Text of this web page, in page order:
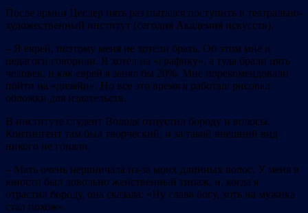
После армии Цеслер пять раз пытался поступить в театрально-
художественный институт (сегодня Академия искусств).
– Я еврей, поэтому меня не хотели брать. Об этом мне и
педагоги говорили. Я хотел на «графику», а туда брали пять
человек, и как еврей я занял бы 20%. Мне порекомендовали
пойти на «дизайн». Но все это время я работал: рисовал
обложки для издательств.
В институте студент Володя отпустил бороду и волосы.
Контингент там был творческий, и за такой внешний вид
никого не гоняли.
– Мать очень нервничала из-за моих длинных волос. У меня в
юности был довольно женственный типаж, и, когда я
отрастил бороду, она сказала: «Ну слава богу, хоть на мужика
стал похож».